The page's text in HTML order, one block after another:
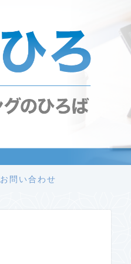
お問い合わせ